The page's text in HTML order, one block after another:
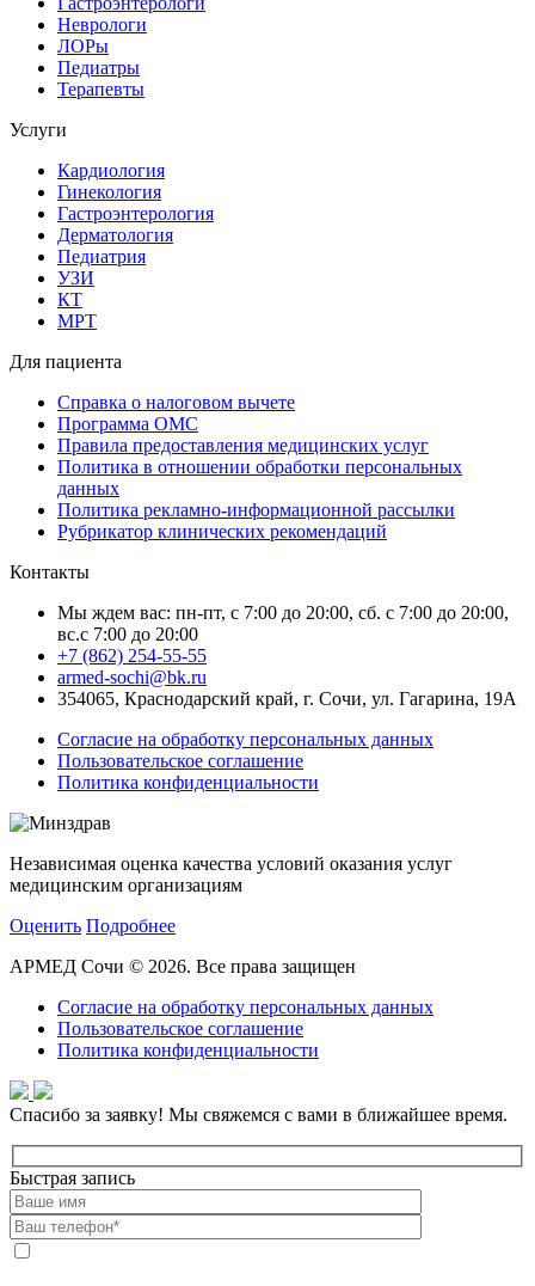
Неврологи
ЛОРы
Педиатры
Терапевты
Услуги
Кардиология
Гинекология
Гастроэнтерология
Дерматология
Педиатрия
УЗИ
КТ
МРТ
Для пациента
Справка о налоговом вычете
Программа ОМС
Правила предоставления медицинских услуг
Политика в отношении обработки персональных
данных
Политика рекламно-информационной рассылки
Рубрикатор клинических рекомендаций
Контакты
Мы ждем вас: пн-пт, с 7:00 до 20:00, сб. с 7:00 до 20:00,
вс.с 7:00 до 20:00
+7 (862) 254-55-55
armed-sochi@bk.ru
354065, Краснодарский край, г. Сочи, ул. Гагарина, 19А
Согласие на обработку персональных данных
Пользовательское соглашение
Политика конфиденциальности
Независимая оценка качества условий оказания услуг
медицинским организациям
Оценить Подробнее
АРМЕД Сочи © 2026. Все права защищен
Согласие на обработку персональных данных
Пользовательское соглашение
Политика конфиденциальности
Спасибо за заявку! Мы свяжемся с вами в ближайшее время.
Быстрая запись